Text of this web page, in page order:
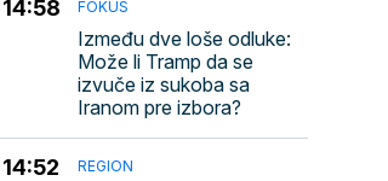
FOKUS
Između dve loše odluke:
Može li Tramp da se
izvuče iz sukoba sa
Iranom pre izbora?
14:58
REGION
14:52